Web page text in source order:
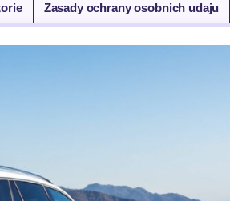
Zasady ochrany osobnich udaju